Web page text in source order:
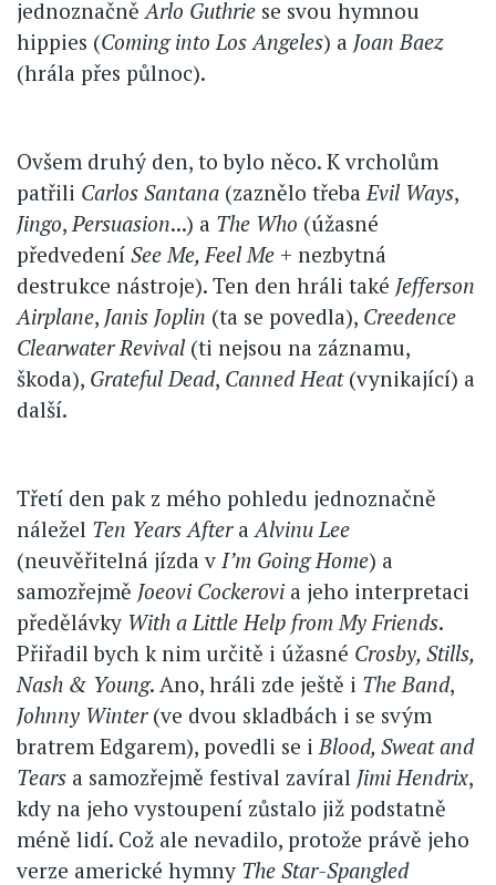
jednoznačně Arlo Guthrie se svou hymnou
hippies (Coming into Los Angeles) a Joan Baez
(hrála přes půlnoc).
Ovšem druhý den, to bylo něco. K vrcholům
patřili Carlos Santana (zaznělo třeba Evil Ways,
Jingo, Persuasion...) a The Who (úžasné
předvedení See Me, Feel Me + nezbytná
destrukce nástroje). Ten den hráli také Jefferson
Airplane, Janis Joplin (ta se povedla), Creedence
Clearwater Revival (ti nejsou na záznamu,
škoda), Grateful Dead, Canned Heat(vynikající) a
další.
Třetí den pak z mého pohledu jednoznačně
náležel Ten Years Aftera Alvinu Lee
(neuvěřitelná jízda v I’m Going Home) a
samozřejmě Joeovi Cockerovi a jeho interpretaci
předělávky With a Little Help from My Friends.
Přiřadil bych k nim určitě i úžasné Crosby, Stills,
Nash & Young. Ano, hráli zde ještě i The Band,
Johnny Winter(ve dvou skladbách i se svým
bratrem Edgarem), povedli se i Blood, Sweat and
Tears a samozřejmě festival zavíral Jimi Hendrix,
kdy na jeho vystoupení zůstalo již podstatně
méně lidí. Což ale nevadilo, protože právě jeho
verze americké hymny The Star-Spangled